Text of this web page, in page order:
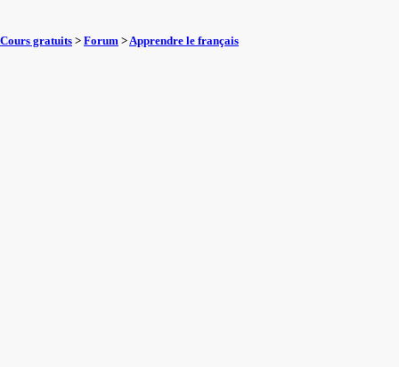
Cours gratuits > Forum > Apprendre le français